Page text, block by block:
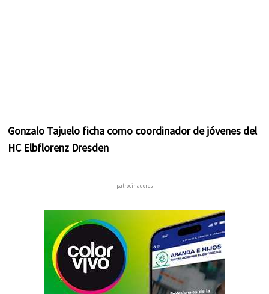
Gonzalo Tajuelo ficha como coordinador de jóvenes del
HC Elbflorenz Dresden
– patrocinadores –